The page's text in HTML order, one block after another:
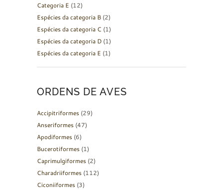
Categoria E (12)
Espécies da categoria B (2)
Espécies da categoria C (1)
Espécies da categoria D (1)
Espécies da categoria E (1)
ORDENS DE AVES
Accipitriformes (29)
Anseriformes (47)
Apodiformes (6)
Bucerotiformes (1)
Caprimulgiformes (2)
Charadriiformes (112)
Ciconiiformes (3)